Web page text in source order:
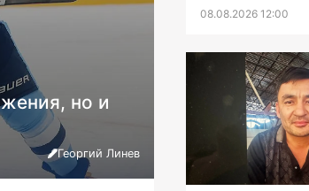
но и
Георгий Линев
08.08.2026 12:00